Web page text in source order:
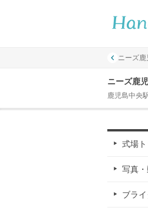
ニーズ
ニーズ鹿
鹿児島中央
式場
写真
ブラ